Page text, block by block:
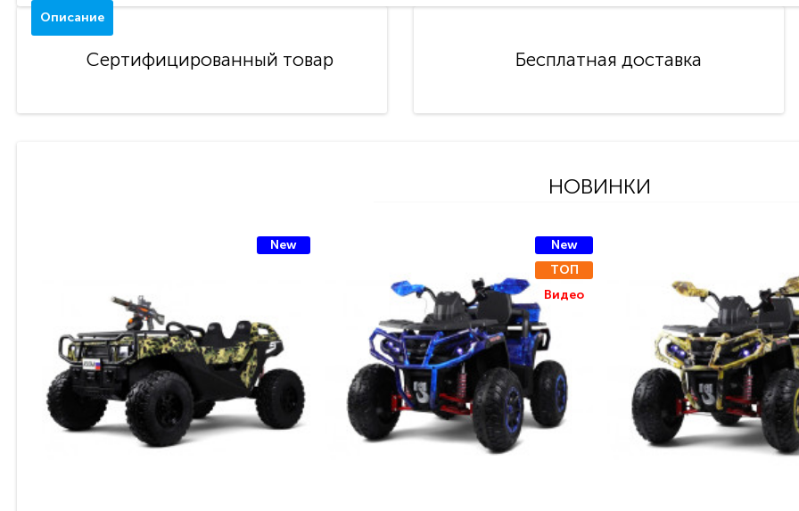
Описание
Сертифицированный товар Бесплатная доставка
НОВИНКИ
New
New
ТОП
Видео